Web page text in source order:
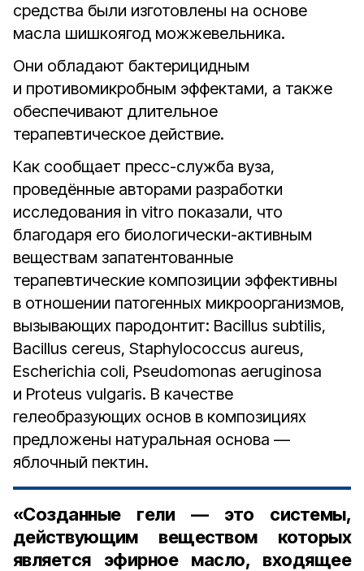
средства были изготовлены на основе
масла шишкоягод можжевельника.
Они обладают бактерицидным
и противомикробным эффектами, а также
обеспечивают длительное
терапевтическое действие.
Как сообщает пресс-служба вуза,
проведённые авторами разработки
исследования in vitro показали, что
благодаря его биологически-активным
веществам запатентованные
терапевтические композиции эффективны
в отношении патогенных микроорганизмов,
вызывающих пародонтит: Bacillus subtilis,
Bacillus cereus, Staphylococcus aureus,
Escherichia coli, Pseudomonas aeruginosa
и Proteus vulgaris. В качестве
гелеобразующих основ в композициях
предложены натуральная основа —
яблочный пектин.
«Созданные гели — это системы,
действующим веществом которых
является эфирное масло, входящее